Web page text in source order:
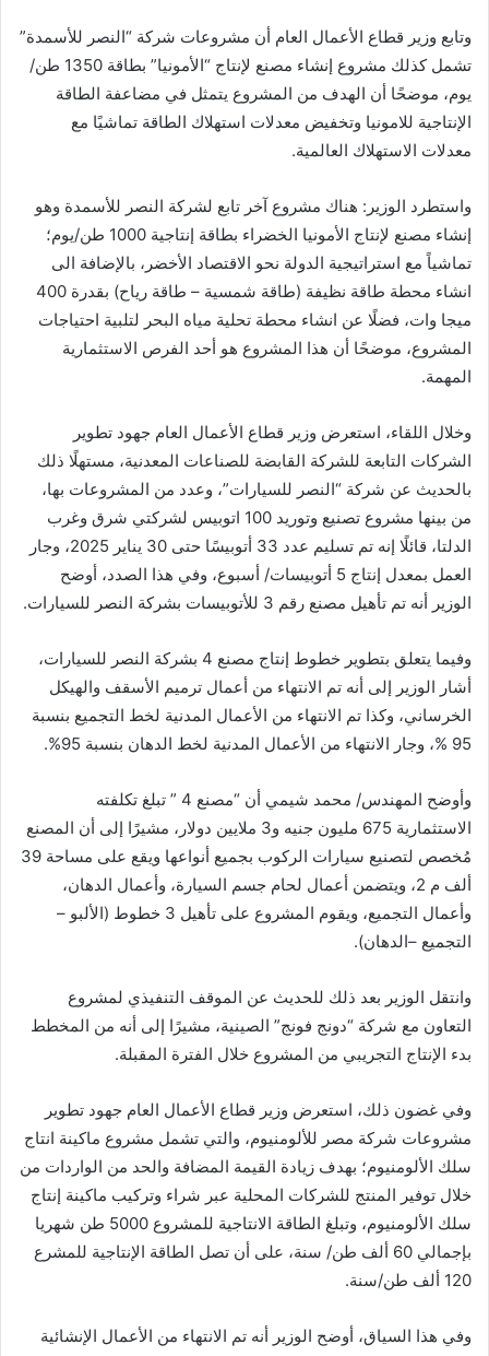
وتابع وزير قطاع الأعمال العام أن مشروعات شركة “النصر للأسمدة”
تشمل كذلك مشروع إنشاء مصنع لإنتاج “الأمونيا” بطاقة 1350 طن/
يوم، موضحًا أن الهدف من المشروع يتمثل في مضاعفة الطاقة
الإنتاجية للامونيا وتخفيض معدلات استهلاك الطاقة تماشيًا مع
معدلات الاستهلاك العالمية.
واستطرد الوزير: هناك مشروع آخر تابع لشركة النصر للأسمدة وهو
إنشاء مصنع لإنتاج الأمونيا الخضراء بطاقة إنتاجية 1000 طن/يوم؛
تماشياً مع استراتيجية الدولة نحو الاقتصاد الأخضر، بالإضافة الى
انشاء محطة طاقة نظيفة (طاقة شمسية – طاقة رياح) بقدرة 400
ميجا وات، فضلًا عن انشاء محطة تحلية مياه البحر لتلبية احتياجات
المشروع، موضحًا أن هذا المشروع هو أحد الفرص الاستثمارية
المهمة.
وخلال اللقاء، استعرض وزير قطاع الأعمال العام جهود تطوير
الشركات التابعة للشركة القابضة للصناعات المعدنية، مستهلًا ذلك
بالحديث عن شركة “النصر للسيارات”، وعدد من المشروعات بها،
من بينها مشروع تصنيع وتوريد 100 اتوبيس لشركتي شرق وغرب
الدلتا، قائلًا إنه تم تسليم عدد 33 أتوبيسًا حتى 30 يناير 2025، وجار
العمل بمعدل إنتاج 5 أتوبيسات/ أسبوع، وفي هذا الصدد، أوضح
الوزير أنه تم تأهيل مصنع رقم 3 للأتوبيسات بشركة النصر للسيارات.
وفيما يتعلق بتطوير خطوط إنتاج مصنع 4 بشركة النصر للسيارات،
أشار الوزير إلى أنه تم الانتهاء من أعمال ترميم الأسقف والهيكل
الخرساني، وكذا تم الانتهاء من الأعمال المدنية لخط التجميع بنسبة
95 %، وجار الانتهاء من الأعمال المدنية لخط الدهان بنسبة 95%.
وأوضح المهندس/ محمد شيمي أن “مصنع 4 ” تبلغ تكلفته
الاستثمارية 675 مليون جنيه و3 ملايين دولار، مشيرًا إلى أن المصنع
مُخصص لتصنيع سيارات الركوب بجميع أنواعها ويقع على مساحة 39
ألف م 2، ويتضمن أعمال لحام جسم السيارة، وأعمال الدهان،
وأعمال التجميع، ويقوم المشروع على تأهيل 3 خطوط (الألبو –
التجميع –الدهان).
وانتقل الوزير بعد ذلك للحديث عن الموقف التنفيذي لمشروع
التعاون مع شركة “دونج فونج” الصينية، مشيرًا إلى أنه من المخطط
بدء الإنتاج التجريبي من المشروع خلال الفترة المقبلة.
وفي غضون ذلك، استعرض وزير قطاع الأعمال العام جهود تطوير
مشروعات شركة مصر للألومنيوم، والتي تشمل مشروع ماكينة انتاج
سلك الألومنيوم؛ بهدف زيادة القيمة المضافة والحد من الواردات من
خلال توفير المنتج للشركات المحلية عبر شراء وتركيب ماكينة إنتاج
سلك الألومنيوم، وتبلغ الطاقة الانتاجية للمشروع 5000 طن شهريا
بإجمالي 60 ألف طن/ سنة، على أن تصل الطاقة الإنتاجية للمشرع
120 ألف طن/سنة.
وفي هذا السياق، أوضح الوزير أنه تم الانتهاء من الأعمال الإنشائية